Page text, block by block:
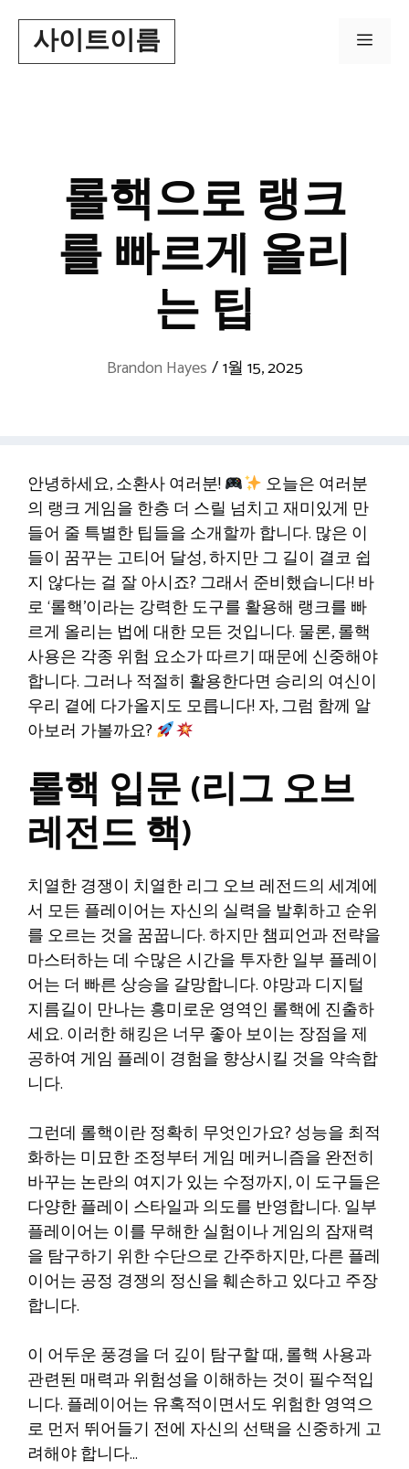
content사이트이름 Menu
롤핵으로 랭크
를 빠르게 올리
는 팁
Brandon Hayes /1월 15, 2025
안녕하세요, 소환사 여러분!
오늘은 여러분
의 랭크 게임을 한층 더 스릴 넘치고 재미있게 만
들어 줄 특별한 팁들을 소개할까 합니다. 많은 이
들이 꿈꾸는 고티어 달성, 하지만 그 길이 결코 쉽
지 않다는 걸 잘 아시죠? 그래서 준비했습니다! 바
로 ‘롤핵’이라는 강력한 도구를 활용해 랭크를 빠
르게 올리는 법에 대한 모든 것입니다. 물론, 롤핵
사용은 각종 위험 요소가 따르기 때문에 신중해야
합니다. 그러나 적절히 활용한다면 승리의 여신이
우리 곁에 다가올지도 모릅니다! 자, 그럼 함께 알
아보러 가볼까요?
롤핵 입문 (리그 오브
레전드 핵)
치열한 경쟁이 치열한 리그 오브 레전드의 세계에
서 모든 플레이어는 자신의 실력을 발휘하고 순위
를 오르는 것을 꿈꿉니다. 하지만 챔피언과 전략을
마스터하는 데 수많은 시간을 투자한 일부 플레이
어는 더 빠른 상승을 갈망합니다. 야망과 디지털
지름길이 만나는 흥미로운 영역인 롤핵에 진출하
세요. 이러한 해킹은 너무 좋아 보이는 장점을 제
공하여 게임 플레이 경험을 향상시킬 것을 약속합
니다.
그런데 롤핵이란 정확히 무엇인가요? 성능을 최적
화하는 미묘한 조정부터 게임 메커니즘을 완전히
바꾸는 논란의 여지가 있는 수정까지, 이 도구들은
다양한 플레이 스타일과 의도를 반영합니다. 일부
플레이어는 이를 무해한 실험이나 게임의 잠재력
을 탐구하기 위한 수단으로 간주하지만, 다른 플레
이어는 공정 경쟁의 정신을 훼손하고 있다고 주장
합니다.
이 어두운 풍경을 더 깊이 탐구할 때, 롤핵 사용과
관련된 매력과 위험성을 이해하는 것이 필수적입
니다. 플레이어는 유혹적이면서도 위험한 영역으
로 먼저 뛰어들기 전에 자신의 선택을 신중하게 고
려해야 합니다…